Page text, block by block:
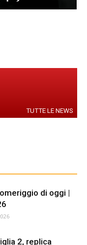
TUTTE LE NEWS
di oggi |
2, replica